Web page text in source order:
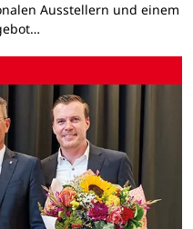
Ausstellern und einem